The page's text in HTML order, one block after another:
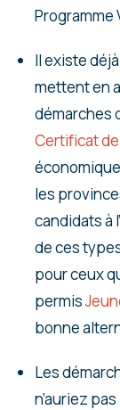
Programme
Il existe
mettent en
démarches
Certificat
les
candidats à
de ces
pour ceux
permis
bonne
Les
n’auriez